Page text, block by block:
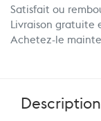
Satisfait ou
Livraison gratuite
Achetez-le
Description